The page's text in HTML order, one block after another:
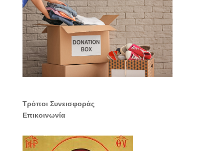
Τρόποι Συνεισφοράς
Επικοινωνία